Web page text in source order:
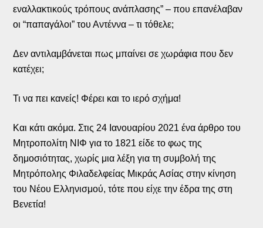
εναλλακτικούς τρόπους ανάπλασης” – που επανέλαβαν
οι “παπαγάλοι” του Αντέννα – τι τόθελε;
Δεν αντιλαμβάνεται πως μπαίνει σε χωράφια που δεν
κατέχει;
Τι να πει κανείς! Φέρει και το ιερό σχήμα!
Και κάτι ακόμα. Στις 24 Ιανουαρίου 2021 ένα άρθρο του
Μητροπολίτη ΝΙΦ για το 1821 είδε το φως της
δημοσιότητας, χωρίς μια λέξη για τη συμβολή της
Μητρόπολης Φιλαδελφείας Μικράς Ασίας στην κίνηση
του Νέου Ελληνισμού, τότε που είχε την έδρα της στη
Βενετία!